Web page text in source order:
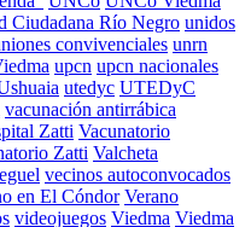
Ciudadana Río Negro unidos
convivenciales unrn
upcn upcn nacionales
utedyc UTEDyC
vacunación antirrábica
Zatti Vacunatorio
Zatti Valcheta
vecinos autoconvocados
en El Cóndor Verano
videojuegos Viedma Viedma